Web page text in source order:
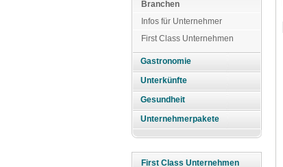
Branchen
Infos für Unternehmer
First Class Unternehmen
Gastronomie
Unterkünfte
Gesundheit
Unternehmerpakete
First Class Unternehmen